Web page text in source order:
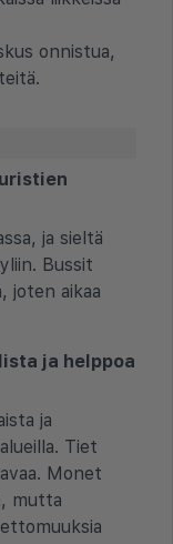
onnistua,
ja sieltä
Bussit
joten aikaa
ja helppoa
ja
Tiet
Monet
mutta